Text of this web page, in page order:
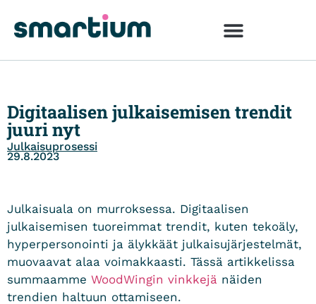
Digitaalisen julkaisemisen trendit
juuri nyt
Julkaisuprosessi
29.8.2023
Julkaisuala on murroksessa. Digitaalisen
julkaisemisen tuoreimmat trendit, kuten tekoäly,
hyperpersonointi ja älykkäät julkaisujärjestelmät,
muovaavat alaa voimakkaasti. Tässä artikkelissa
summaamme WoodWingin vinkkejä näiden
trendien haltuun ottamiseen.